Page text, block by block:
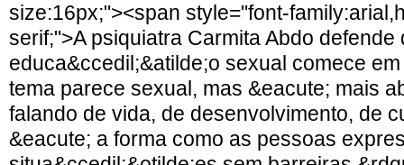
size:16px;"><span style="font-
serif;">A psiquiatra Carmita Abdo defende
educa&ccedil;&atilde;o sexual comece
tema parece sexual, mas &eacute; mais
falando de vida, de desenvolvimento, de
&eacute; a forma como as pessoas